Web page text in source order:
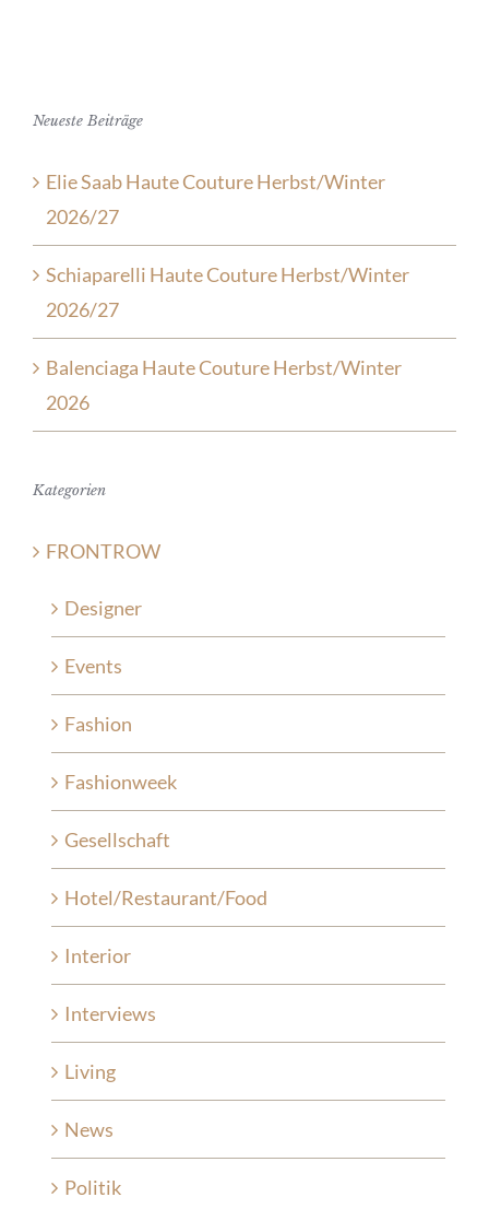
Neueste Beiträge
Elie Saab Haute Couture Herbst/Winter
2026/27
Schiaparelli Haute Couture Herbst/Winter
2026/27
Balenciaga Haute Couture Herbst/Winter
2026
Kategorien
FRONTROW
Designer
Events
Fashion
Fashionweek
Gesellschaft
Hotel/Restaurant/Food
Interior
Interviews
Living
News
Politik